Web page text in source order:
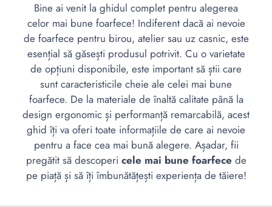
Bine ai venit la ghidul complet pentru alegerea
celor mai bune foarfece! Indiferent dacă ai nevoie
de foarfece pentru birou, atelier sau uz casnic, este
esențial să găsești produsul potrivit. Cu o varietate
de opțiuni disponibile, este important să știi care
sunt caracteristicile cheie ale celei mai bune
foarfece. De la materiale de înaltă calitate până la
design ergonomic și performanță remarcabilă, acest
ghid îți va oferi toate informațiile de care ai nevoie
pentru a face cea mai bună alegere. Așadar, fii
pregătit să descoperi cele mai bune foarfece de
pe piață și să îți îmbunătățești experiența de tăiere!